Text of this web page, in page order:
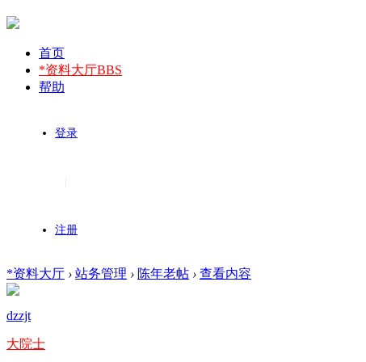
首页
*资料大厅BBS
帮助
登录
注册
*资料大厅 › 站务管理 › 陈年老帖 › 查看内容
dzzjt
大院士